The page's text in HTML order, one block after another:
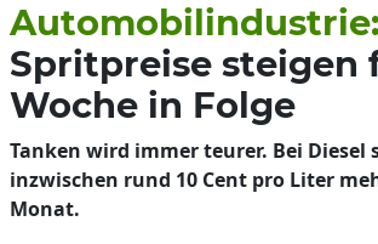
Automobilindustrie:
Spritpreise steigen
Woche in Folge
Tanken wird immer teurer. Bei Diesel
inzwischen rund 10 Cent pro Liter
Monat.